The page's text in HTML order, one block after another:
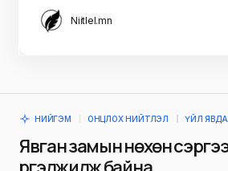
Niitlel.mn
НИЙГЭМ ОНЦЛОХ НИЙТЛЭЛ ҮЙЛ
Явган замын нөхөн